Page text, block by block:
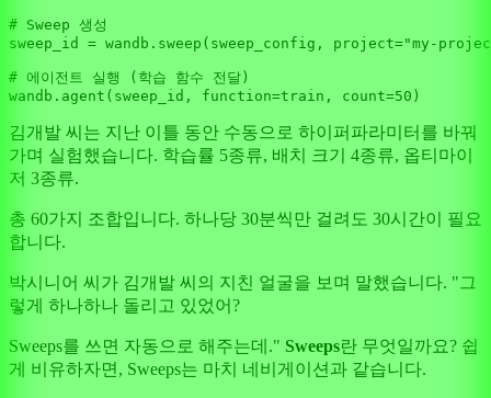
# Sweep 생성
sweep_id = wandb.sweep(sweep_config, project="my-
# 에이전트 실행 (학습 함수 전달)
wandb.agent(sweep_id, function=train, count=50
김개발 씨는 지난 이틀 동안 수동으로 하이퍼파라미터를 바꿔
가며 실험했습니다. 학습률 5종류, 배치 크기 4종류, 옵티마이
저 3종류.
총 60가지 조합입니다. 하나당 30분씩만 걸려도 30시간이 필요
합니다.
박시니어 씨가 김개발 씨의 지친 얼굴을 보며 말했습니다. "그
렇게 하나하나 돌리고 있었어?
Sweeps를 쓰면 자동으로 해주는데." Sweeps란 무엇일까요? 쉽
게 비유하자면, Sweeps는 마치 네비게이션과 같습니다.